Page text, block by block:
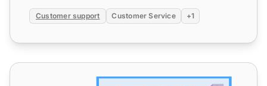
Customer support Customer Service +1
Izgradnja tima za korisničku službu: Sveobuhvatan vodič